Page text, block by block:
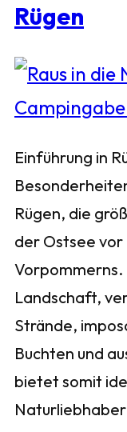
Rügen
Einführung in
Rügen, die
der Ostsee
Landschaft,
Strände,
Buchten und
bietet somit